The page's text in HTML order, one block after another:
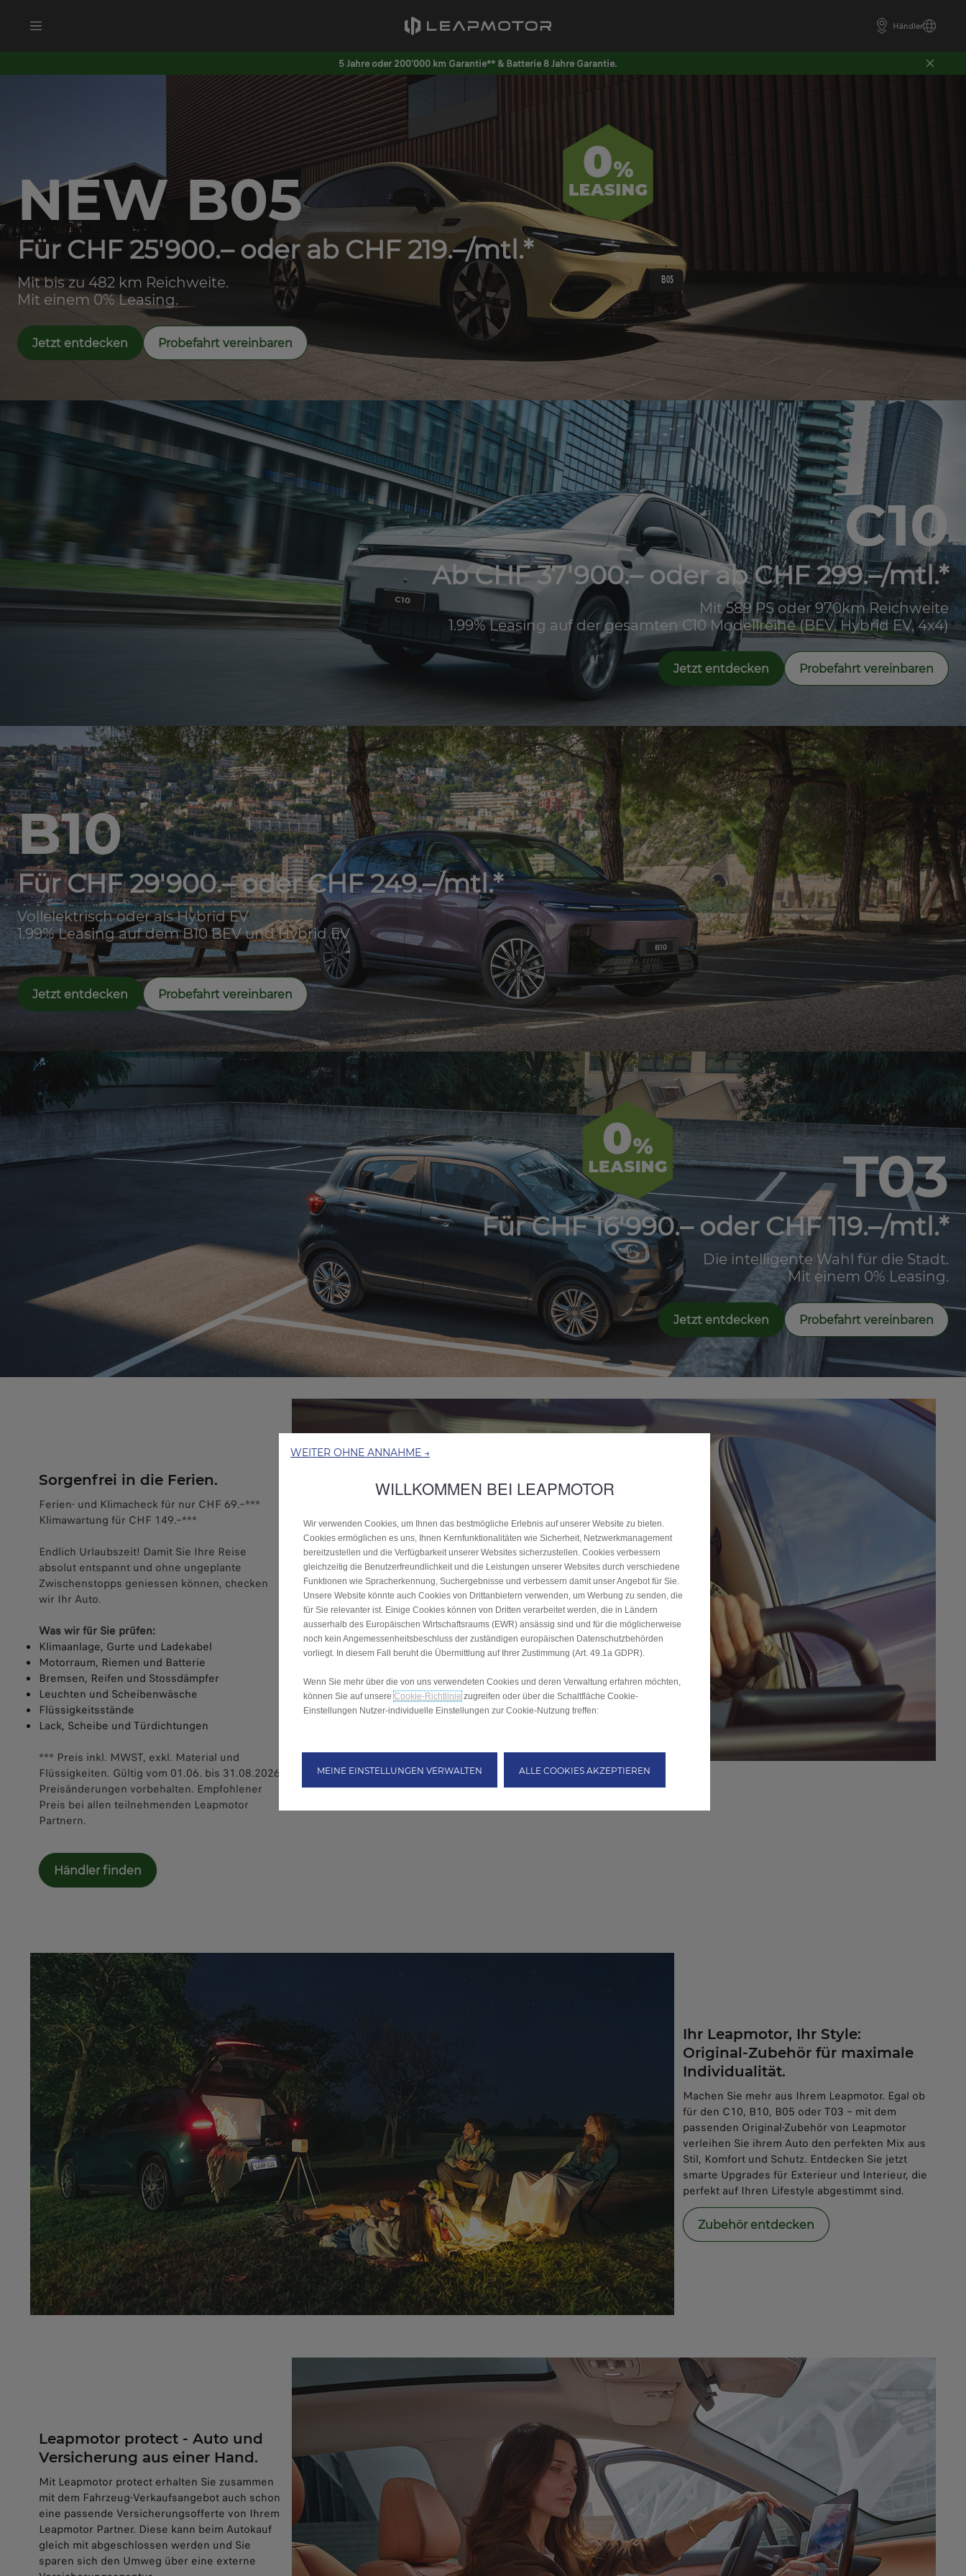
Händler
5 Jahre oder 200'000 km Garantie** & Batterie 8 Jahre Garantie.
NEW B05
Für CHF 25'900.– oder ab CHF 219.–/mtl.*
Mit bis zu 482 km Reichweite.
Mit einem 0% Leasing.
Jetzt entdecken Probefahrt vereinbaren
C10
Ab CHF 37'900.– oder ab CHF 299.–/mtl.*
Mit 589 PS oder 970km Reichweite
1.99% Leasing auf der gesamten C10 Modellreihe (BEV, Hybrid EV, 4x4)
Jetzt entdecken Probefahrt vereinbaren
B10
Für CHF 29'900.– oder CHF 249.–/mtl.*
Vollelektrisch oder als Hybrid EV
1.99% Leasing auf dem B10 BEV und Hybrid EV
Jetzt entdecken Probefahrt vereinbaren
T03
Für CHF 16'990.– oder CHF 119.–/mtl.*
Die intelligente Wahl für die Stadt.
Mit einem 0% Leasing.
Jetzt entdecken Probefahrt vereinbaren
Sorgenfrei in die Ferien.
Ferien- und Klimacheck für nur CHF 69.–***
Klimawartung für CHF 149.–***
Endlich Urlaubszeit! Damit Sie Ihre Reise
absolut entspannt und ohne ungeplante
Zwischenstopps geniessen können, checken
wir Ihr Auto.
Was wir für Sie prüfen:
Klimaanlage, Gurte und Ladekabel
Motorraum, Riemen und Batterie
Bremsen, Reifen und Stossdämpfer
Leuchten und Scheibenwäsche
Flüssigkeitsstände
Lack, Scheibe und Türdichtungen
*** Preis inkl. MWST, exkl. Material und
Flüssigkeiten. Gültig vom 01.06. bis 31.08.2026.
Preisänderungen vorbehalten. Empfohlener
Preis bei allen teilnehmenden Leapmotor
Partnern.
Händler finden
Ihr Leapmotor, Ihr Style:
Original-Zubehör für maximale
Individualität.
Machen Sie mehr aus Ihrem Leapmotor. Egal ob
für den C10, B10, B05 oder T03 – mit dem
passenden Original-Zubehör von Leapmotor
verleihen Sie ihrem Auto den perfekten Mix aus
Stil, Komfort und Schutz. Entdecken Sie jetzt
smarte Upgrades für Exterieur und Interieur, die
perfekt auf Ihren Lifestyle abgestimmt sind.
Zubehör entdecken
Leapmotor protect - Auto und
Versicherung aus einer Hand.
Mit Leapmotor protect erhalten Sie zusammen
mit dem Fahrzeug-Verkaufsangebot auch schon
eine passende Versicherungsofferte von Ihrem
Leapmotor Partner. Diese kann beim Autokauf
gleich mit abgeschlossen werden und Sie
sparen sich den Umweg über eine externe
WEITER OHNE ANNAHME →
WILLKOMMEN BEI LEAPMOTOR
Wir verwenden Cookies, um Ihnen das bestmögliche Erlebnis auf unserer Website zu bieten.
Cookies ermöglichen es uns, Ihnen Kernfunktionalitäten wie Sicherheit, Netzwerkmanagement
bereitzustellen und die Verfügbarkeit unserer Websites sicherzustellen. Cookies verbessern
gleichzeitig die Benutzerfreundlichkeit und die Leistungen unserer Websites durch verschiedene
Funktionen wie Spracherkennung, Suchergebnisse und verbessern damit unser Angebot für Sie.
Unsere Website könnte auch Cookies von Drittanbietern verwenden, um Werbung zu senden, die
für Sie relevanter ist. Einige Cookies können von Dritten verarbeitet werden, die in Ländern
ausserhalb des Europäischen Wirtschaftsraums (EWR) ansässig sind und für die möglicherweise
noch kein Angemessenheitsbeschluss der zuständigen europäischen Datenschutzbehörden
vorliegt. In diesem Fall beruht die Übermittlung auf Ihrer Zustimmung (Art. 49.1a GDPR).
Wenn Sie mehr über die von uns verwendeten Cookies und deren Verwaltung erfahren möchten,
können Sie auf unsereCookie-Richtliniezugreifen oder über die Schaltfläche Cookie-
Einstellungen Nutzer-individuelle Einstellungen zur Cookie-Nutzung treffen:
MEINE EINSTELLUNGEN VERWALTEN ALLE COOKIES AKZEPTIEREN